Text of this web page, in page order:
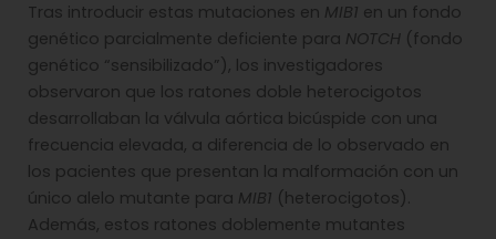
Tras introducir estas mutaciones en MIB1 en un fondo
genético parcialmente deficiente para NOTCH (fondo
genético “sensibilizado”), los investigadores
observaron que los ratones doble heterocigotos
desarrollaban la válvula aórtica bicúspide con una
frecuencia elevada, a diferencia de lo observado en
los pacientes que presentan la malformación con un
único alelo mutante para MIB1 (heterocigotos).
Además, estos ratones doblemente mutantes